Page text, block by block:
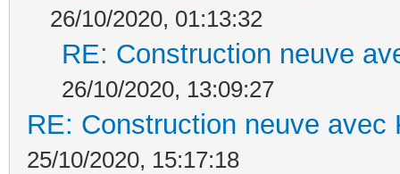
26/10/2020, 01:13:32
RE: Construction neuve
26/10/2020, 13:09:27
RE: Construction neuve avec
25/10/2020, 15:17:18